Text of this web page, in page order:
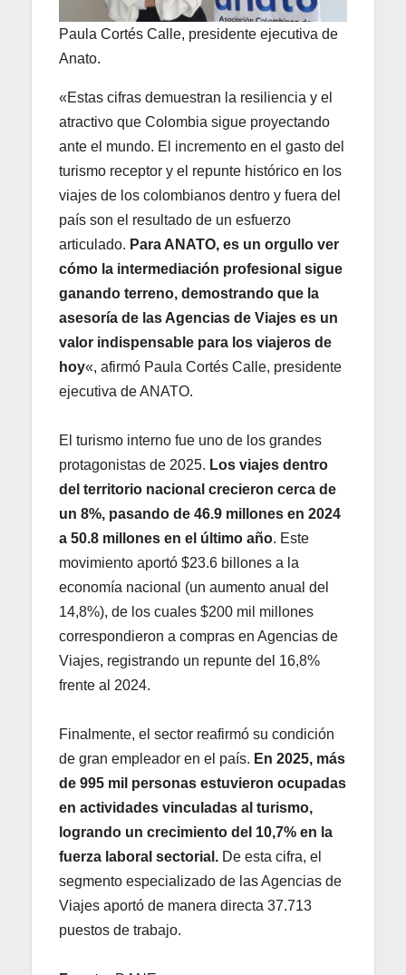
Paula Cortés Calle, presidente ejecutiva de
Anato.
«Estas cifras demuestran la resiliencia y el
atractivo que Colombia sigue proyectando
ante el mundo. El incremento en el gasto del
turismo receptor y el repunte histórico en los
viajes de los colombianos dentro y fuera del
país son el resultado de un esfuerzo
articulado. Para ANATO, es un orgullo ver
cómo la intermediación profesional sigue
ganando terreno, demostrando que la
asesoría de las Agencias de Viajes es un
valor indispensable para los viajeros de
hoy«, afirmó Paula Cortés Calle, presidente
ejecutiva de ANATO.
El turismo interno fue uno de los grandes
protagonistas de 2025. Los viajes dentro
del territorio nacional crecieron cerca de
un 8%, pasando de 46.9 millones en 2024
a 50.8 millones en el último año. Este
movimiento aportó $23.6 billones a la
economía nacional (un aumento anual del
14,8%), de los cuales $200 mil millones
correspondieron a compras en Agencias de
Viajes, registrando un repunte del 16,8%
frente al 2024.
Finalmente, el sector reafirmó su condición
de gran empleador en el país. En 2025, más
de 995 mil personas estuvieron ocupadas
en actividades vinculadas al turismo,
logrando un crecimiento del 10,7% en la
fuerza laboral sectorial. De esta cifra, el
segmento especializado de las Agencias de
Viajes aportó de manera directa 37.713
puestos de trabajo.